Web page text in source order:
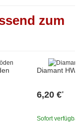
zum
Diamant
6,20 €*
Sofort verfügbar